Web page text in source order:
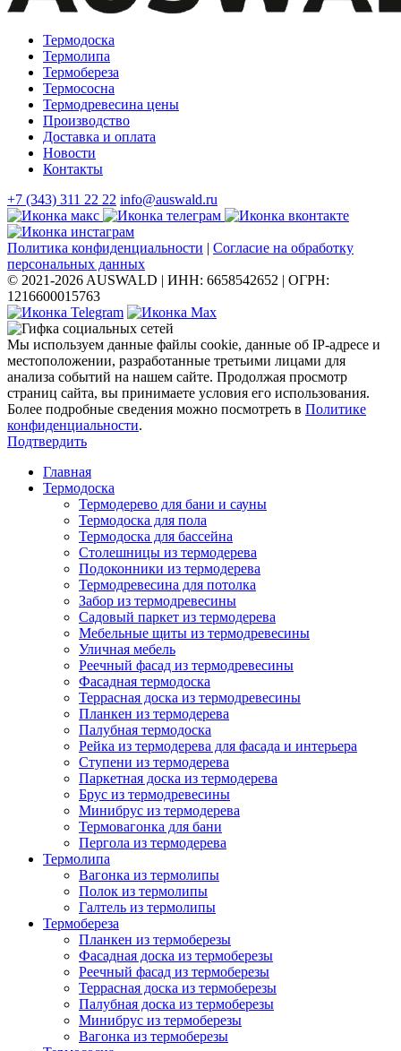
Термодоска
Термолипа
Термобереза
Термососна
Термодревесина цены
Производство
Доставка и оплата
Новости
Контакты
+7 (343) 311 22 22 info@auswald.ru
Политика конфиденциальности | Согласие на обработку
персональных данных
© 2021-2026 AUSWALD | ИНН: 6658542652 | ОГРН:
1216600015763
Мы используем данные файлы cookie, данные об IP-адресе и
местоположении, разработанные третьими лицами для
анализа событий на нашем сайте. Продолжая просмотр
страниц сайта, вы принимаете условия его использования.
Более подробные сведения можно посмотреть в Политике
конфиденциальности.
Подтвердить
Главная
Термодоска
Термодерево для бани и сауны
Термодоска для пола
Термодоска для бассейна
Столешницы из термодерева
Подоконники из термодерева
Термодревесина для потолка
Забор из термодревесины
Садовый паркет из термодерева
Мебельные щиты из термодревесины
Уличная мебель
Реечный фасад из термодревесины
Фасадная термодоска
Террасная доска из термодревесины
Планкен из термодерева
Палубная термодоска
Рейка из термодерева для фасада и интерьера
Ступени из термодерева
Паркетная доска из термодерева
Брус из термодревесины
Минибрус из термодерева
Термовагонка для бани
Пергола из термодерева
Термолипа
Вагонка из термолипы
Полок из термолипы
Галтель из термолипы
Термобереза
Планкен из термоберезы
Фасадная доска из термоберезы
Реечный фасад из термоберезы
Террасная доска из термоберезы
Палубная доска из термоберезы
Минибрус из термоберезы
Вагонка из термоберезы